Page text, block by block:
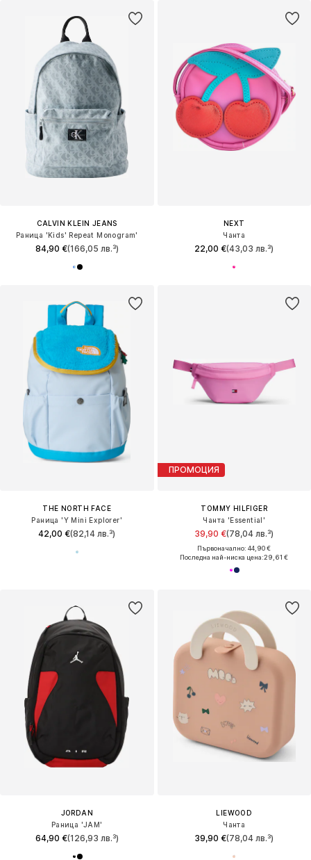
CALVIN KLEIN JEANS
Раница 'Kids' Repeat Monogram'
84,90 €(166,05 лв.³)
NEXT
Чанта
22,00 €(43,03 лв.³)
THE NORTH FACE
Раница 'Y Mini Explorer'
42,00 €(82,14 лв.³)
ПРОМОЦИЯ
TOMMY HILFIGER
Чанта 'Essential'
39,90 €(78,04 лв.³)
Първоначално: 44,90 €
Последна най-ниска цена:29,61 €
JORDAN
Раница 'JAM'
64,90 €(126,93 лв.³)
LIEWOOD
Чанта
39,90 €(78,04 лв.³)